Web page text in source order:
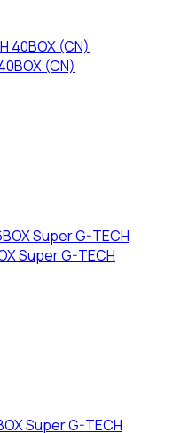
(CN)
Super G-TECH